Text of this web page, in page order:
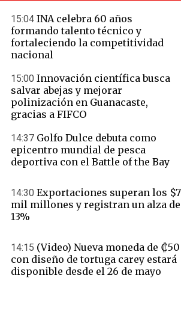
15:04 INA celebra 60 años
formando talento técnico y
fortaleciendo la competitividad
nacional
15:00 Innovación científica busca
salvar abejas y mejorar
polinización en Guanacaste,
gracias a FIFCO
14:37 Golfo Dulce debuta como
epicentro mundial de pesca
deportiva con el Battle of the Bay
14:30 Exportaciones superan los $7
mil millones y registran un alza de
13%
14:15 (Video) Nueva moneda de ₡50
con diseño de tortuga carey estará
disponible desde el 26 de mayo